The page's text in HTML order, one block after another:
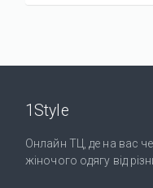
1Style
Онлайн ТЦ, де на вас
жіночого одягу від